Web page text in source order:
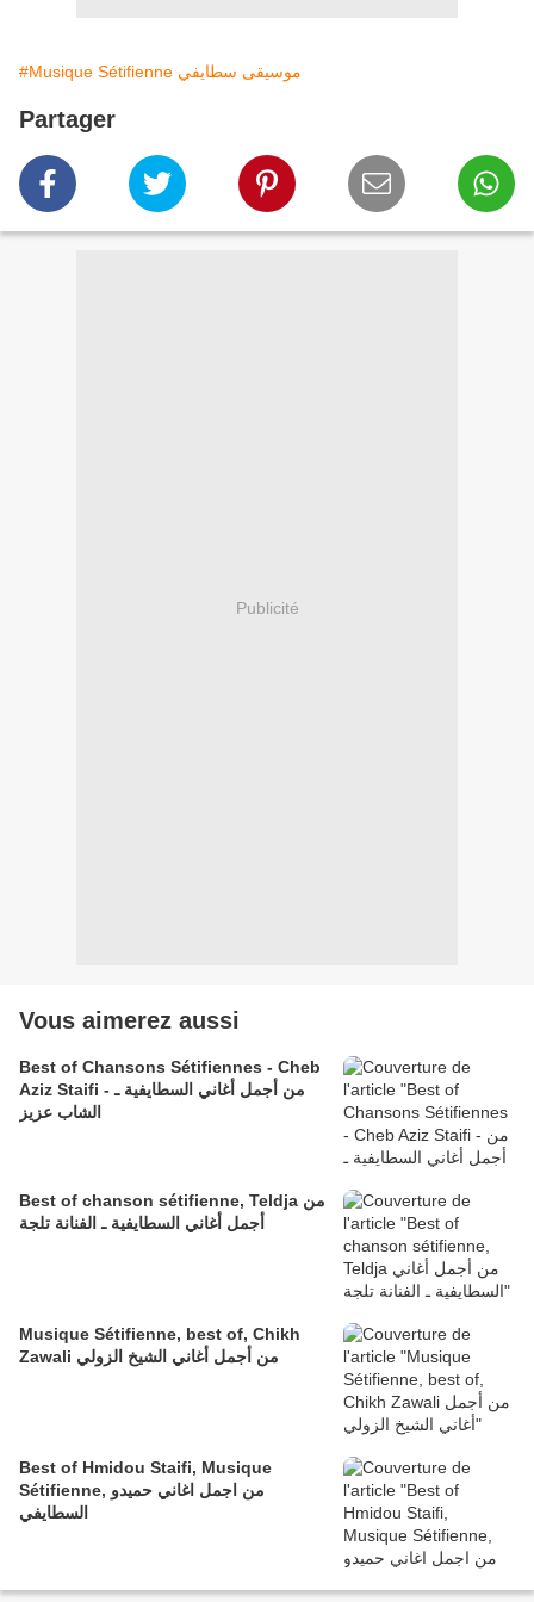
#Musique Sétifienne موسيقى سطايفي
Partager
Publicité
Vous aimerez aussi
Best of Chansons Sétifiennes - Cheb
Aziz Staifi - من أجمل أغاني السطايفية ـ
الشاب عزيز
Best of chanson sétifienne, Teldja من
أجمل أغاني السطايفية ـ الفنانة تلجة
Musique Sétifienne, best of, Chikh
Zawali من أجمل أغاني الشيخ الزولي
Best of Hmidou Staifi, Musique
Sétifienne, من اجمل اغاني حميدو
السطايفي